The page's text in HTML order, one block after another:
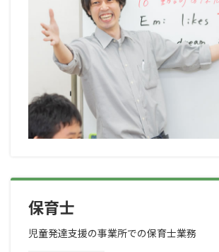
保育士
児童発達支援の事業所での保育士業務